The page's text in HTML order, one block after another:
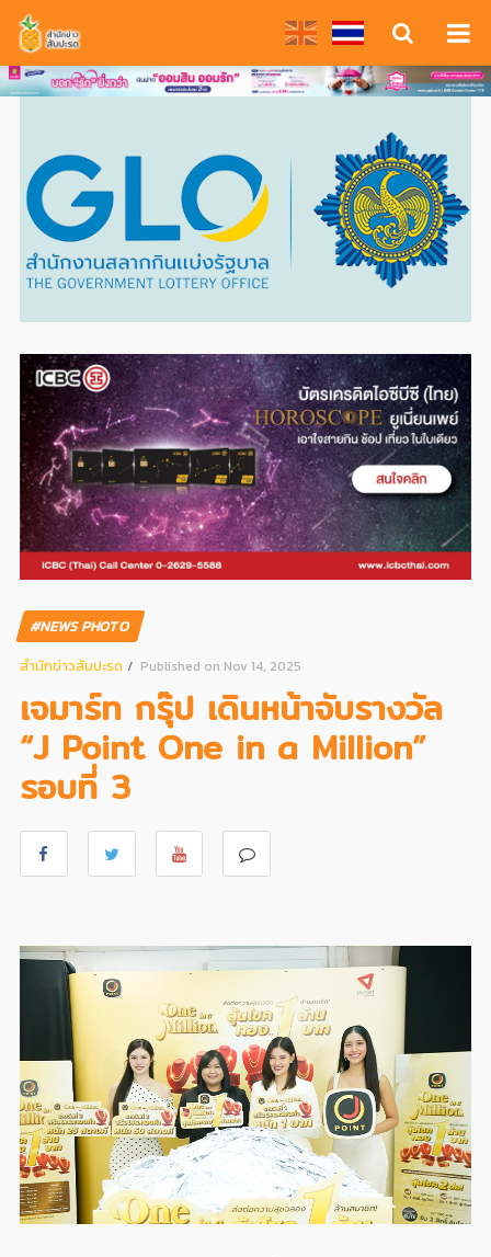
#NEWS PHOTO
สํานักข่าวสับปะรด
Published on Nov 14, 2025
เจมาร์ท กรุ๊ป เดินหน้าจับรางวัล
“J Point One in a Million”
รอบที่ 3